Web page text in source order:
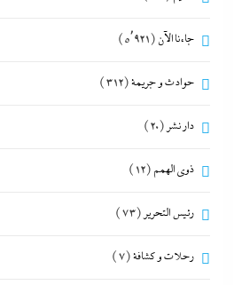
جاءنا الآن (5٬921)
حوادث و جريمة(312)
دار نشر (20)
ذوى الهمم (12)
رئيس التحرير (73)
رحلات و كشافة(7)